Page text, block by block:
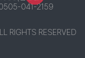
041-2159
RIGHTS RESERVED